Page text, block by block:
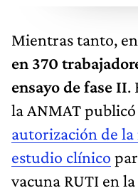
Mientras tanto,
en 370
ensayo de fase II.
la ANMAT
autorización de
estudio clínico
vacuna RUTI en